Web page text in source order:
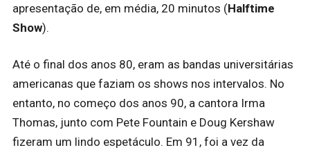
apresentação de, em média, 20 minutos (Halftime
Show).
Até o final dos anos 80, eram as bandas universitárias
americanas que faziam os shows nos intervalos. No
entanto, no começo dos anos 90, a cantora Irma
Thomas, junto com Pete Fountain e Doug Kershaw
fizeram um lindo espetáculo. Em 91, foi a vez da